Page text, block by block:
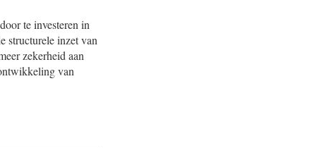
te investeren in
structurele inzet van
zekerheid aan
van